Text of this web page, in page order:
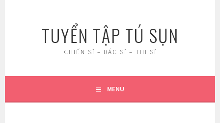
TUYỂN TẬP TÚ SỤN
CHIẾN SĨ – BÁC SĨ – THI SĨ
MENU